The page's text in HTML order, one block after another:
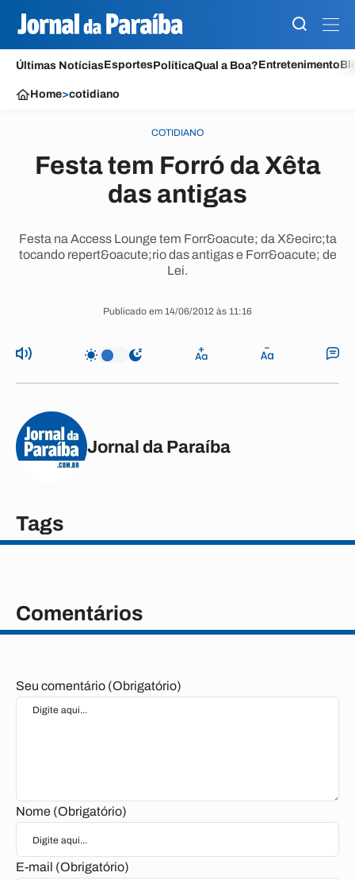
Últimas NotíciasEsportesPolíticaQual a Boa?Entretenimento
Home>cotidiano
COTIDIANO
Festa tem Forró da Xêta
das antigas
Festa na Access Lounge tem Forr&oacute; da X&ecirc;ta
tocando repert&oacute;rio das antigas e Forr&oacute; de
Lei.
Publicado em 14/06/2012 às 11:16
Jornal da Paraíba
Tags
Comentários
Seu comentário (Obrigatório)
Nome (Obrigatório)
E-mail (Obrigatório)